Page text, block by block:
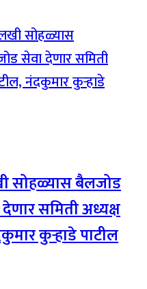
सोहळ्यास बैलजोड
समिती अध्यक्ष
कुऱ्हाडे पाटील